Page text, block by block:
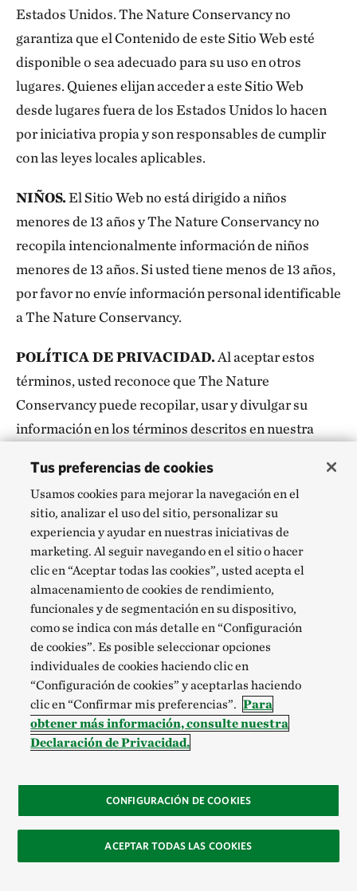
Estados Unidos. The Nature Conservancy no
garantiza que el Contenido de este Sitio Web esté
disponible o sea adecuado para su uso en otros
lugares. Quienes elijan acceder a este Sitio Web
desde lugares fuera de los Estados Unidos lo hacen
por iniciativa propia y son responsables de cumplir
con las leyes locales aplicables.
NIÑOS.El Sitio Web no está dirigido a niños
menores de 13 años y The Nature Conservancy no
recopila intencionalmente información de niños
menores de 13 años. Si usted tiene menos de 13 años,
por favor no envíe información personal identificable
a The Nature Conservancy.
POLÍTICA DE PRIVACIDAD.Al aceptar estos
términos, usted reconoce que The Nature
Conservancy puede recopilar, usar y divulgar su
información en los términos descritos en nuestra
CONTENIDO DE USUARIO.Al enviar una
Publicación o proporcionar cualquier contenido a
través de este Sitio Web, usted otorga a The Nature
Conservancy una licencia mundial, irrevocable,
gratuita, no exclusiva y limitada para reproducir,
usar, adaptar, modificar, publicar, traducir,
representar públicamente, mostrar públicamente,
distribuir y crear trabajos derivados de dicho
contenido en cualquier forma y The Nature
Conservancy puede otorgar una licencia de todos o
parte de sus derechos bajo esta licencia o cederlos a
terceros. Usted declara y garantiza que: (i) es
través de este Sitio Web o tiene el derecho de otorgar
la licencia establecida en esta sección, y (ii) la
publicación de su contenido en este o a través de Sitio
Tus preferencias de cookies
Usamos cookies para mejorar la navegación en el
sitio, analizar el uso del sitio, personalizar su
experiencia y ayudar en nuestras iniciativas de
marketing. Al seguir navegando en el sitio o hacer
clic en “Aceptar todas las cookies”, usted acepta el
almacenamiento de cookies de rendimiento,
funcionales y de segmentación en su dispositivo,
como se indica con más detalle en “Configuración
de cookies”. Es posible seleccionar opciones
individuales de cookies haciendo clic en
“Configuración de cookies” y aceptarlas haciendo
clic en “Confirmar mis preferencias”. Para
obtener más información, consulte nuestra
Declaración de Privacidad.
CONFIGURACIÓN DE COOKIES
ACEPTAR TODAS LAS COOKIES